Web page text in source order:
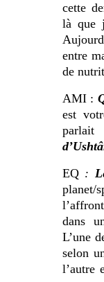
cette
là que
entre
de
AMI :
est
EQ:
dans
L’une
selon
l’autre